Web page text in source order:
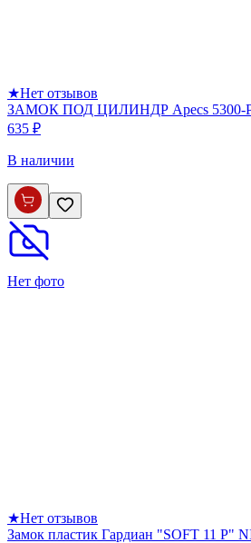
★Нет отзывов
ЗАМОК ПОД ЦИЛИНДР Apecs 5300-P-
635 ₽
В наличии
Нет фото
★Нет отзывов
Замок пластик Гардиан "SOFT 11 P"